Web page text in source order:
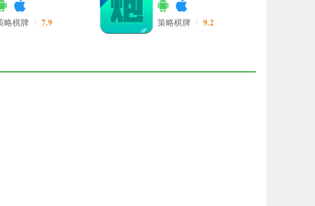
略棋牌 7.9 策略棋牌 9.2